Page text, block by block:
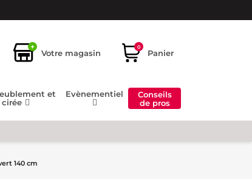
+
Votre magasin
0
Panier
et
Evènementiel
Conseils
de pros
140 cm